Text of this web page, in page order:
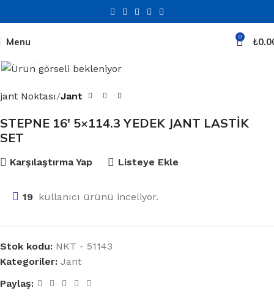
Menu 0 ₺
jant Noktası Jant
STEPNE 16′ 5×114.3 YEDEK JANT LASTİK
SET
Karşılaştırma Yap Listeye Ekle
19 kullanıcı ürünü inceliyor.
Stok kodu: NKT - 51143
Kategoriler: Jant
Paylaş: